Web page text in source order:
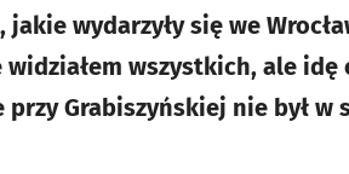
wydarzyły się we
wszystkich, ale idę
Grabiszyńskiej nie był